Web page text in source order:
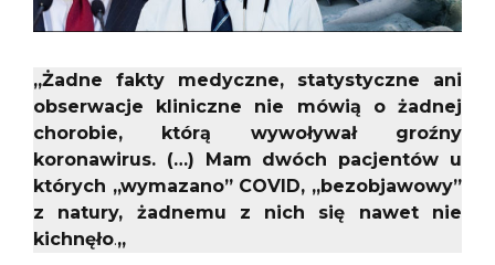
„Żadne fakty medyczne, statystyczne ani
obserwacje kliniczne nie mówią o żadnej
chorobie, którą wywoływał groźny
koronawirus. (…) Mam dwóch pacjentów u
których „wymazano” COVID, „bezobjawowy”
z natury, żadnemu z nich się nawet nie
kichnęło.„